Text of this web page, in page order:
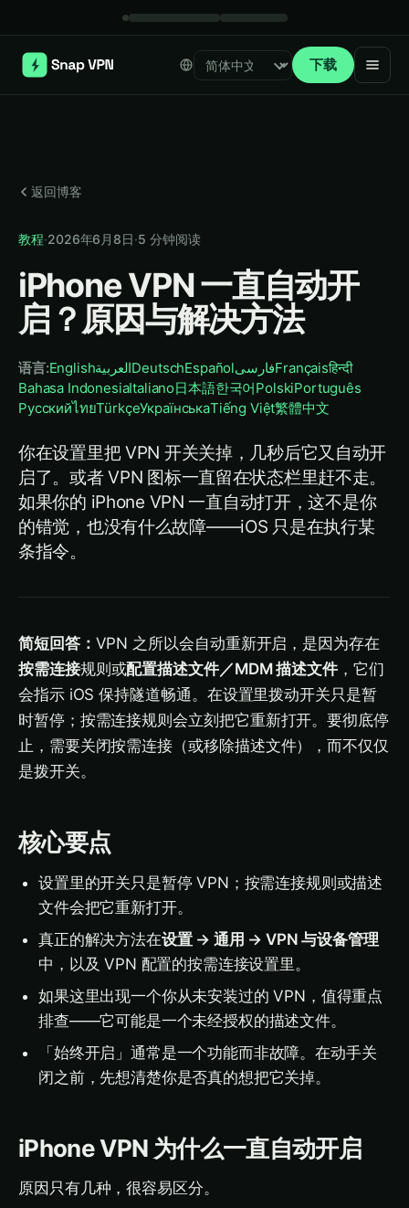
Select language 下载
返回博客
教程·2026年6月8日·5 分钟阅读
iPhone VPN 一直自动开
启？原因与解决方法
语言:EnglishالعربيةDeutschEspañolفارسیFrançaisहिन्दी
Bahasa IndonesiaItaliano日本語한국어PolskiPortuguês
РусскийไทยTürkçeУкраїнськаTiếng Việt繁體中文
你在设置里把 VPN 开关关掉，几秒后它又自动开
启了。或者 VPN 图标一直留在状态栏里赶不走。
如果你的 iPhone VPN 一直自动打开，这不是你
的错觉，也没有什么故障——iOS 只是在执行某
条指令。
简短回答： VPN 之所以会自动重新开启，是因为存在
按需连接规则或配置描述文件／MDM 描述文件 ，它们
会指示 iOS 保持隧道畅通。在设置里拨动开关只是暂
时暂停；按需连接规则会立刻把它重新打开。要彻底停
止，需要关闭按需连接（或移除描述文件），而不仅仅
是拨开关。
核心要点
设置里的开关只是暂停 VPN；按需连接规则或描述
文件会把它重新打开。
真正的解决方法在设置 → 通用 → VPN 与设备管理
中，以及 VPN 配置的按需连接设置里。
如果这里出现一个你从未安装过的 VPN，值得重点
排查——它可能是一个未经授权的描述文件。
「始终开启」通常是一个功能而非故障。在动手关
闭之前，先想清楚你是否真的想把它关掉。
iPhone VPN 为什么一直自动开启
原因只有几种，很容易区分。